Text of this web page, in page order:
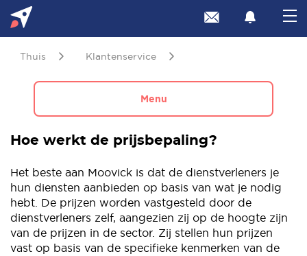
Thuis Klantenservice
Menu
Hoe werkt de prijsbepaling?
Het beste aan Moovick is dat de dienstverleners je
hun diensten aanbieden op basis van wat je nodig
hebt. De prijzen worden vastgesteld door de
dienstverleners zelf, aangezien zij op de hoogte zijn
van de prijzen in de sector. Zij stellen hun prijzen
vast op basis van de specifieke kenmerken van de